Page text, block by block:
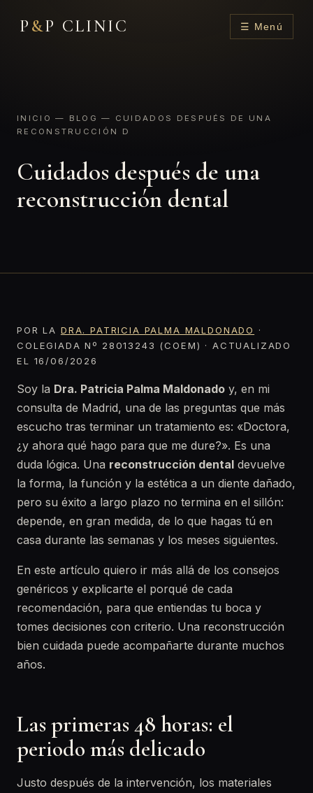
P &P CLINIC ☰ Menú
INICIO — BLOG — CUIDADOS DESPUÉS DE UNA
RECONSTRUCCIÓN D
Cuidados después de una
reconstrucción dental
POR LA DRA. PATRICIA PALMA MALDONADO
·
COLEGIADA Nº 28013243 (COEM) · ACTUALIZADO
EL 16/06/2026
Soy la Dra. Patricia Palma Maldonado y, en mi
consulta de Madrid, una de las preguntas que más
escucho tras terminar un tratamiento es: «Doctora,
¿y ahora qué hago para que me dure?». Es una
duda lógica. Una reconstrucción dental devuelve
la forma, la función y la estética a un diente dañado,
pero su éxito a largo plazo no termina en el sillón:
depende, en gran medida, de lo que hagas tú en
casa durante las semanas y los meses siguientes.
En este artículo quiero ir más allá de los consejos
genéricos y explicarte el porqué de cada
recomendación, para que entiendas tu boca y
tomes decisiones con criterio. Una reconstrucción
bien cuidada puede acompañarte durante muchos
años.
Las primeras 48 horas: el
periodo más delicado
Justo después de la intervención, los materiales